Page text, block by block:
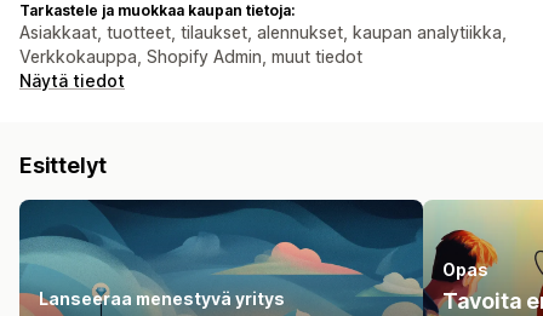
Tarkastele ja muokkaa kaupan tietoja:
Asiakkaat, tuotteet, tilaukset, alennukset, kaupan analytiikka,
Verkkokauppa, Shopify Admin, muut tiedot
Näytä tiedot
Esittelyt
Lanseeraa menestyvä yritys
Opas
Tavoita